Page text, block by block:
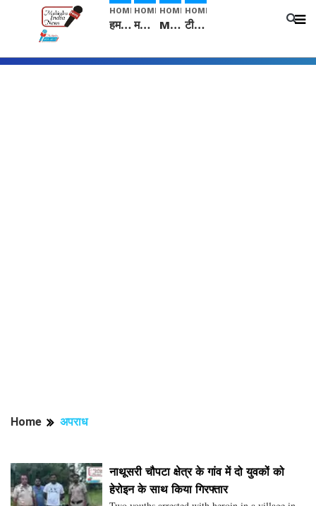
HOME
हम सनातनी..." सांसद kangana Ranaut से क्या बोली लड़की? Viral Jantar-Mantar | CJP protest
HOME
मनीषा हत्याकांड: हत्या, आत्महत्या या कोई बड़ा राज? | Full Story | Josh Haryana
HOME
Mangalsutra: हिंदू धर्म में शादी के बाद मंगलसूत्र क्यों पहनती है महिलाएं, किसने शुरु की ये परंपरा
HOME
टीम बीकेई ने एग्रीकल्चर ग्रेड की यूरिया खाद गट्टों में बदलकर टेक्निकल ग्रेड में बेचने वालों पर करवाई कार्रवाई: लखविंदर सिंह औलख
Home अपराध
नाथूसरी चौपटा क्षेत्र के गांव में दो युवकों को
हेरोइन के साथ किया गिरफ्तार